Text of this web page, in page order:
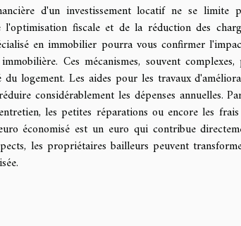
d'un investissement locatif ne se limite
l'optimisation fiscale et de la réduction des
en immobilier pourra vous confirmer
Ces mécanismes, souvent
logement. Les aides pour les travaux
considérablement les dépenses annuelles.
les petites réparations ou encore les
économisé est un euro qui contribue
les propriétaires bailleurs peuvent